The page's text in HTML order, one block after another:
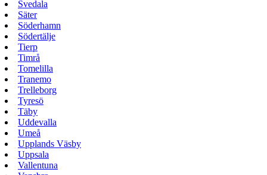
Svedala
Säter
Söderhamn
Södertälje
Tierp
Timrå
Tomelilla
Tranemo
Trelleborg
Tyresö
Täby
Uddevalla
Umeå
Upplands Väsby
Uppsala
Vallentuna